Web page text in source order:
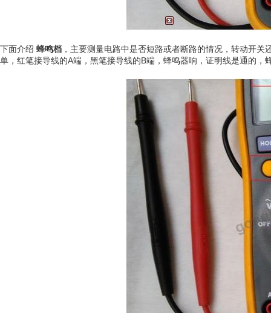
下面介绍 蜂鸣档 ，主要测量电路中是否短路或者断路的情况，转动开
单，红笔接导线的A端，黑笔接导线的B端，蜂鸣器响，证明线是通的